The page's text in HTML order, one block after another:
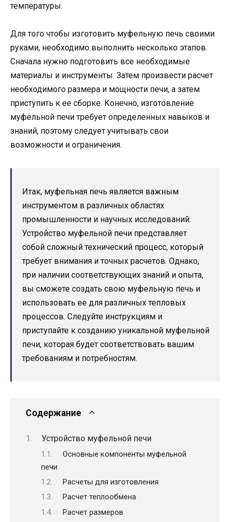
температуры.
Для того чтобы изготовить муфельную печь своими
руками, необходимо выполнить несколько этапов.
Сначала нужно подготовить все необходимые
материалы и инструменты. Затем произвести расчет
необходимого размера и мощности печи, а затем
приступить к ее сборке. Конечно, изготовление
муфельной печи требует определенных навыков и
знаний, поэтому следует учитывать свои
возможности и ограничения.
Итак, муфельная печь является важным
инструментом в различных областях
промышленности и научных исследований.
Устройство муфельной печи представляет
собой сложный технический процесс, который
требует внимания и точных расчетов. Однако,
при наличии соответствующих знаний и опыта,
вы сможете создать свою муфельную печь и
использовать ее для различных тепловых
процессов. Следуйте инструкциям и
приступайте к созданию уникальной муфельной
печи, которая будет соответствовать вашим
требованиям и потребностям.
Содержание
Устройство муфельной печи
Основные компоненты муфельной
печи
Расчеты для изготовления
Расчет теплообмена
Расчет размеров